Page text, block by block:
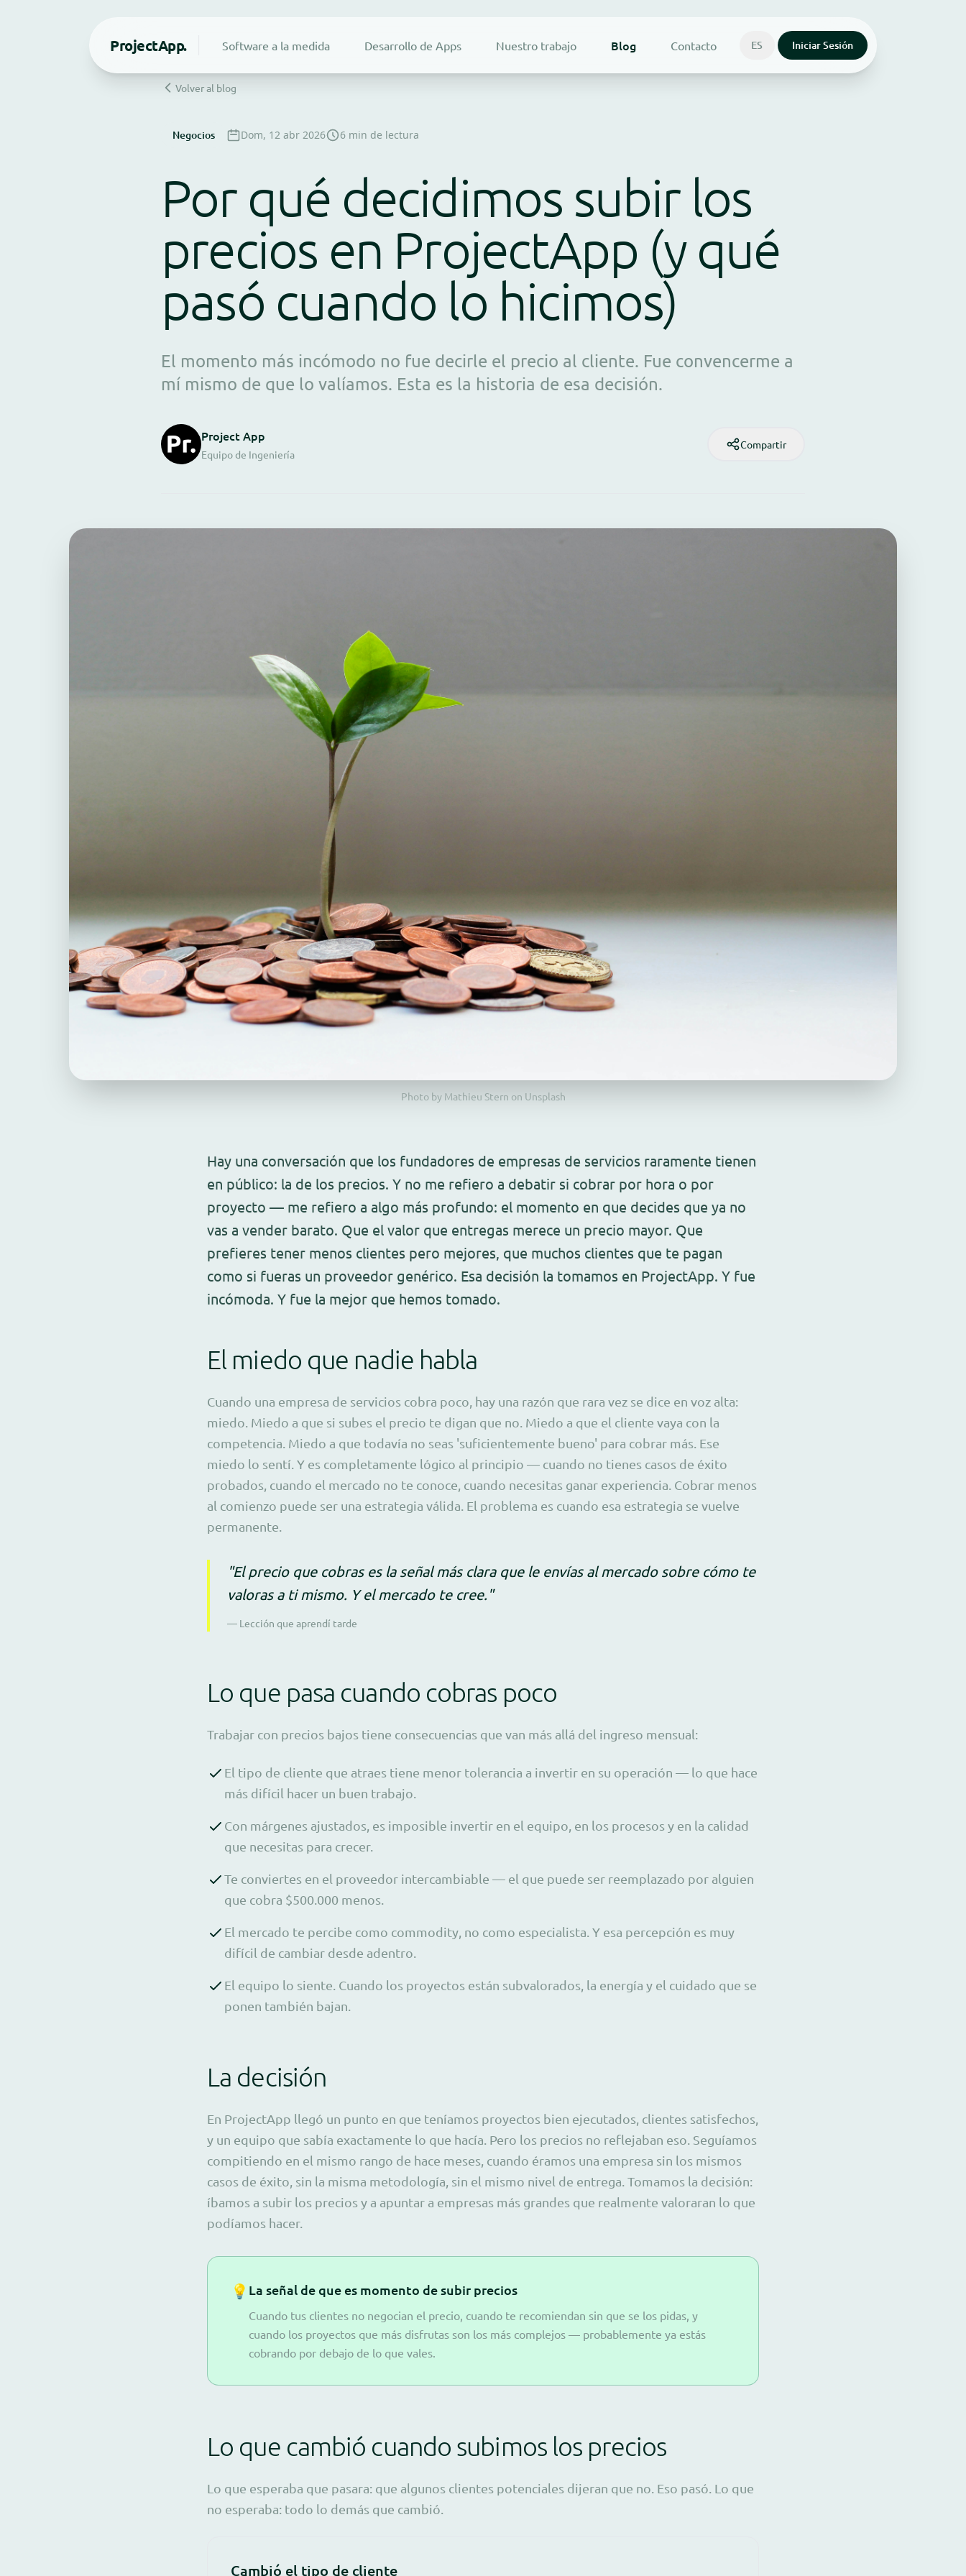
ProjectApp. Software a la medida Desarrollo de Apps Nuestro trabajo Blog Contacto ES Iniciar Sesión
Volver al blog
Negocios Dom, 12 abr 2026 6 min de lectura
Por qué decidimos subir los
precios en ProjectApp (y qué
pasó cuando lo hicimos)
El momento más incómodo no fue decirle el precio al cliente. Fue convencerme a
mí mismo de que lo valíamos. Esta es la historia de esa decisión.
Project App
Equipo de Ingeniería
Compartir
Photo by Mathieu Stern on Unsplash
Hay una conversación que los fundadores de empresas de servicios raramente tienen
en público: la de los precios. Y no me refiero a debatir si cobrar por hora o por
proyecto — me refiero a algo más profundo: el momento en que decides que ya no
vas a vender barato. Que el valor que entregas merece un precio mayor. Que
prefieres tener menos clientes pero mejores, que muchos clientes que te pagan
como si fueras un proveedor genérico. Esa decisión la tomamos en ProjectApp. Y fue
incómoda. Y fue la mejor que hemos tomado.
El miedo que nadie habla
Cuando una empresa de servicios cobra poco, hay una razón que rara vez se dice en voz alta:
miedo. Miedo a que si subes el precio te digan que no. Miedo a que el cliente vaya con la
competencia. Miedo a que todavía no seas 'suficientemente bueno' para cobrar más. Ese
miedo lo sentí. Y es completamente lógico al principio — cuando no tienes casos de éxito
probados, cuando el mercado no te conoce, cuando necesitas ganar experiencia. Cobrar menos
al comienzo puede ser una estrategia válida. El problema es cuando esa estrategia se vuelve
permanente.
"El precio que cobras es la señal más clara que le envías al mercado sobre cómo te
valoras a ti mismo. Y el mercado te cree."
— Lección que aprendí tarde
Lo que pasa cuando cobras poco
Trabajar con precios bajos tiene consecuencias que van más allá del ingreso mensual:
El tipo de cliente que atraes tiene menor tolerancia a invertir en su operación — lo que hace
más difícil hacer un buen trabajo.
Con márgenes ajustados, es imposible invertir en el equipo, en los procesos y en la calidad
que necesitas para crecer.
Te conviertes en el proveedor intercambiable — el que puede ser reemplazado por alguien
que cobra $500.000 menos.
El mercado te percibe como commodity, no como especialista. Y esa percepción es muy
difícil de cambiar desde adentro.
El equipo lo siente. Cuando los proyectos están subvalorados, la energía y el cuidado que se
ponen también bajan.
La decisión
En ProjectApp llegó un punto en que teníamos proyectos bien ejecutados, clientes satisfechos,
y un equipo que sabía exactamente lo que hacía. Pero los precios no reflejaban eso. Seguíamos
compitiendo en el mismo rango de hace meses, cuando éramos una empresa sin los mismos
casos de éxito, sin la misma metodología, sin el mismo nivel de entrega. Tomamos la decisión:
íbamos a subir los precios y a apuntar a empresas más grandes que realmente valoraran lo que
podíamos hacer.
💡 La señal de que es momento de subir precios
Cuando tus clientes no negocian el precio, cuando te recomiendan sin que se los pidas, y
cuando los proyectos que más disfrutas son los más complejos — probablemente ya estás
cobrando por debajo de lo que vales.
Lo que cambió cuando subimos los precios
Lo que esperaba que pasara: que algunos clientes potenciales dijeran que no. Eso pasó. Lo que
no esperaba: todo lo demás que cambió.
Cambió el tipo de cliente